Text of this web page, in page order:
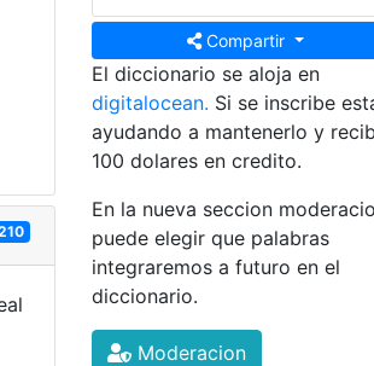
Compartir
El diccionario se aloja en
digitalocean. Si se inscribe
ayudando a mantenerlo y
100 dolares en credito.
En la nueva seccion
puede elegir que palabras
integraremos a futuro en el
diccionario.
Moderacion